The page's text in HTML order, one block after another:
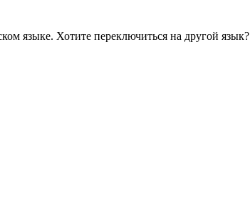
языке. Хотите переключиться на другой язык?